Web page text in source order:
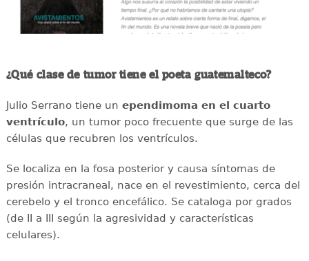
¿Qué clase de tumor tiene el poeta guatemalteco?
Julio Serrano tiene un ependimoma en el cuarto
ventrículo, un tumor poco frecuente que surge de las
células que recubren los ventrículos.
Se localiza en la fosa posterior y causa síntomas de
presión intracraneal, nace en el revestimiento, cerca del
cerebelo y el tronco encefálico. Se cataloga por grados
(de II a III según la agresividad y características
celulares).